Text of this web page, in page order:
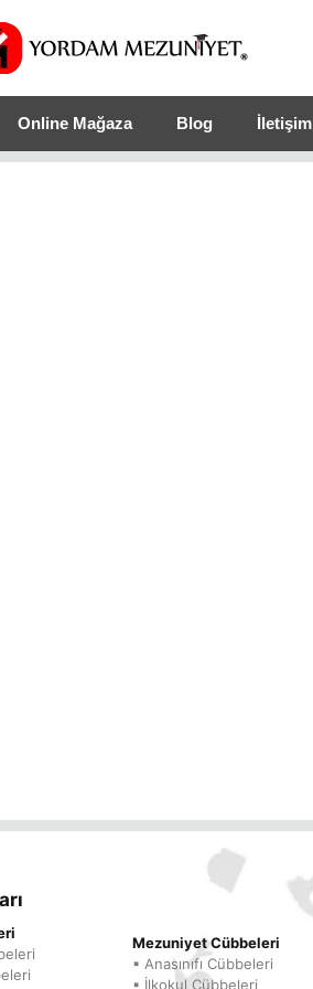
Online Mağaza Blog İletişim
Mezuniyet Cübbeleri
▪ Anasınıfı Cübbeleri
▪ İlkokul Cübbeleri